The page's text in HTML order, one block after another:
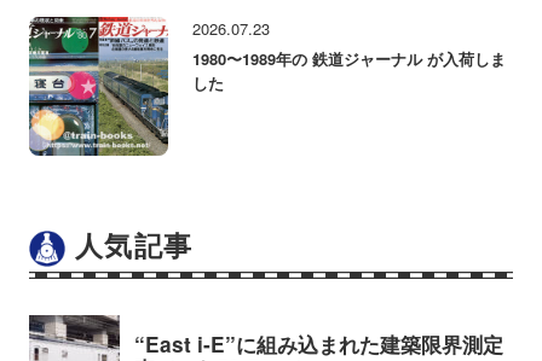
2026.07.23
1980〜1989年の 鉄道ジャーナル が入荷しま
した
人気記事